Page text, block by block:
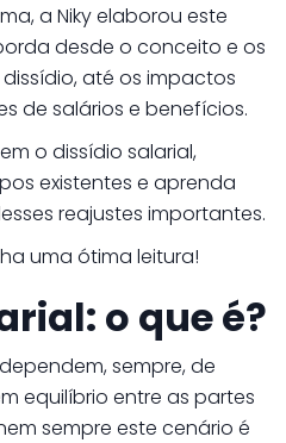
a Niky elaborou este
desde o conceito e os
até os impactos
de salários e benefícios.
o dissídio salarial,
existentes e aprenda
reajustes importantes.
uma ótima leitura!
o que é?
sempre, de
equilíbrio entre as partes
sempre este cenário é